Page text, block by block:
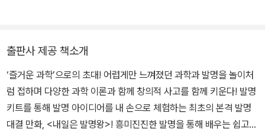
출판사 제공 책소개
‘즐거운 과학’으로의 초대! 어렵게만 느껴졌던 과학과 발명을 놀이처
럼 접하며 다양한 과학 이론과 함께 창의적 사고를 함께 키운다! 발명
키트를 통해 발명 아이디어를 내 손으로 체험하는 최초의 본격 발명
대결 만화, <내일은 발명왕>! 흥미진진한 발명을 통해 배우는 쉽고